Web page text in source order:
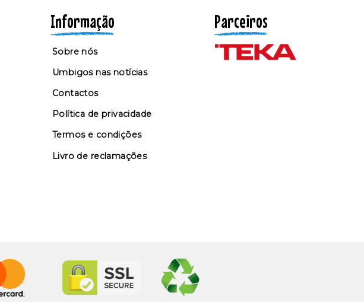
Informação
Sobre nós
Umbigos nas notícias
Contactos
Política de privacidade
Termos e condições
Livro de reclamações
Parceiros